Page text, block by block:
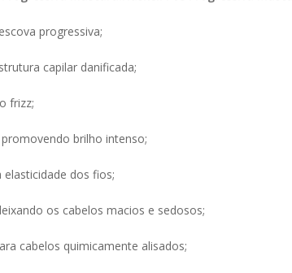
progressiva;
capilar danificada;
frizz;
brilho intenso;
dos fios;
os cabelos macios e sedosos;
cabelos quimicamente alisados;